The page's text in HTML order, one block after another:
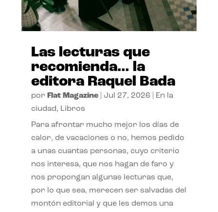
Las lecturas que
recomienda… la
editora Raquel Bada
por Flat Magazine| Jul 27, 2026
En la
ciudad, Libros
Para afrontar mucho mejor los días de
calor, de vacaciones o no, hemos pedido
a unas cuantas personas, cuyo criterio
nos interesa, que nos hagan de faro y
nos propongan algunas lecturas que,
por lo que sea, merecen ser salvadas del
montón editorial y que les demos una